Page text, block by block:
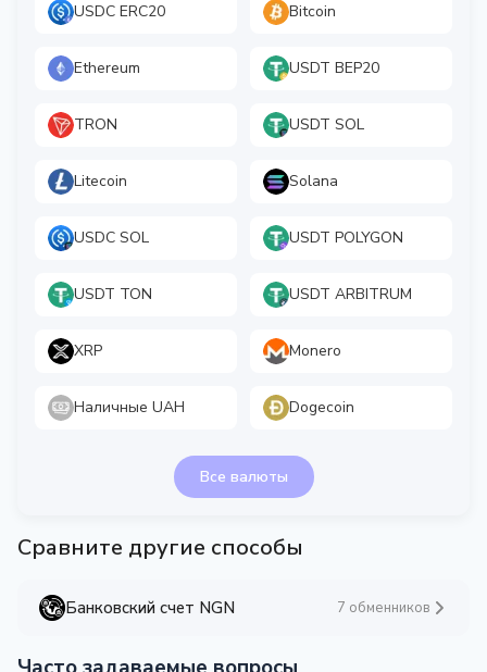
USDC ERC20 Bitcoin
Ethereum USDT BEP20
TRON USDT SOL
Litecoin Solana
USDC SOL USDT POLYGON
USDT TON USDT ARBITRUM
XRP Monero
Наличные UAH Dogecoin
Все валюты
Сравните другие способы
Банковский счет NGN 7 обменников